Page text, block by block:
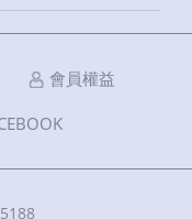
會員權益